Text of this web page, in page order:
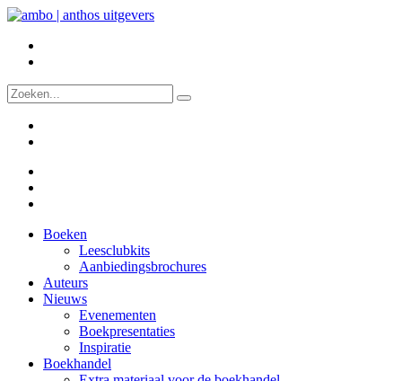
Boeken
Leesclubkits
Aanbiedingsbrochures
Auteurs
Nieuws
Evenementen
Boekpresentaties
Inspiratie
Boekhandel